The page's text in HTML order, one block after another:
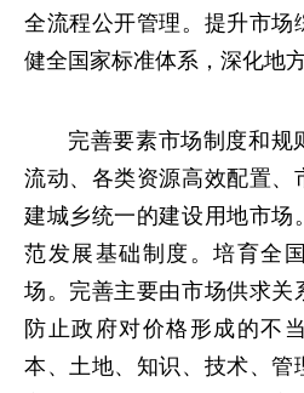
全流程公开管理。提升市场
健全国家标准体系，深化地
完善要素市场制度和规
流动、各类资源高效配置、
建城乡统一的建设用地市
范发展基础制度。培育全
场。完善主要由市场供求关
防止政府对价格形成的不
本、土地、知识、技术、管